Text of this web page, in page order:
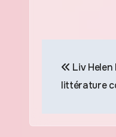
de
Liv Helen
littérature